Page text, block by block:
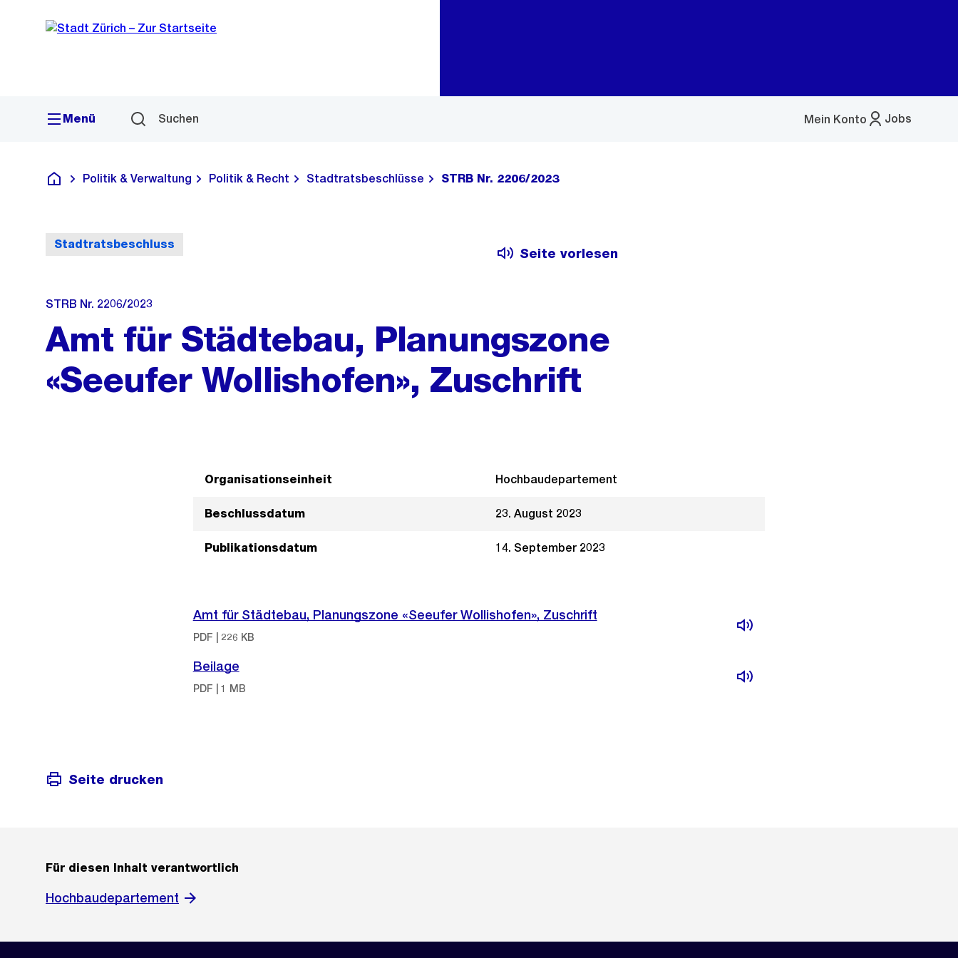
Navigation
Sprunglink
Menü Suchen Jobs
Mein Konto
Menü
Deutsch
Politik & Verwaltung Politik & Recht Stadtratsbeschlüsse STRB Nr. 2206/2023
Stadtratsbeschluss
Seite vorlesen
STRB Nr. 2206/2023
Amt für Städtebau, Planungszone
«Seeufer Wollishofen», Zuschrift
Organisationseinheit Hochbaudepartement
Beschlussdatum 23. August 2023
Publikationsdatum 14. September 2023
Amt für Städtebau, Planungszone «Seeufer Wollishofen», Zuschrift
PDF | 226 KB
Beilage
PDF | 1 MB
Seite drucken
Für diesen Inhalt verantwortlich
Hochbaudepartement